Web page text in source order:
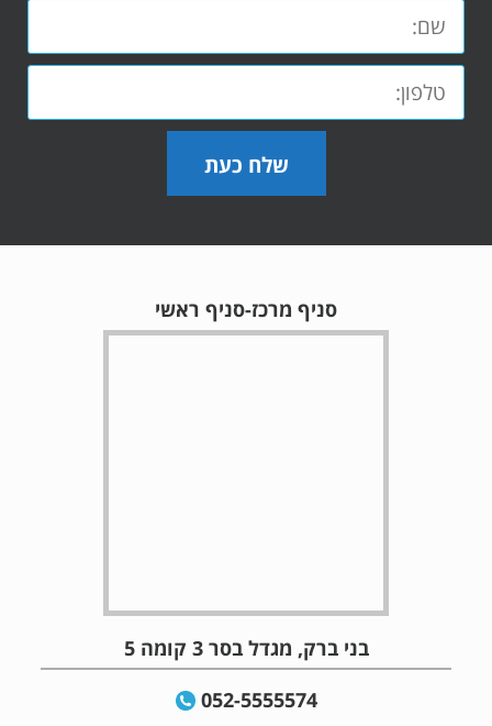
שלח כעת
סניף מרכז-סניף ראשי
בני ברק, מגדל בסר 3 קומה 5
052-5555574